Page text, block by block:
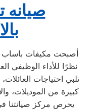
صيانه
أصبحت مكيفات باساب
نظرًا للأداء الوظيفي
تلبي احتياجات
كبيرة من الموديلات،
يحرص مركز صيانتنا